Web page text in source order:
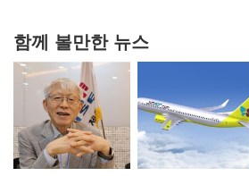
함께 볼만한 뉴스